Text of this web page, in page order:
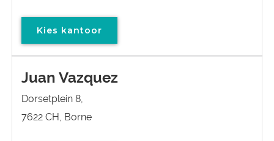
Kies kantoor
Juan Vazquez
Dorsetplein 8,
7622 CH, Borne